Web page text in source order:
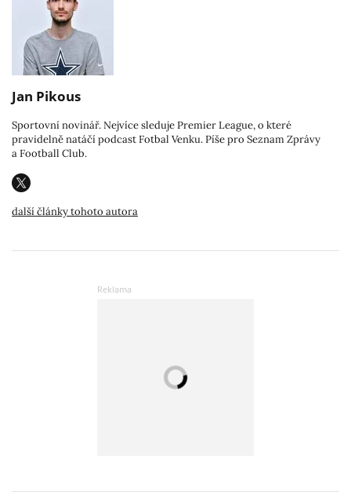
Jan Pikous
Sportovní novinář. Nejvíce sleduje Premier League, o které
pravidelně natáčí podcast Fotbal Venku. Píše pro Seznam Zprávy
a Football Club.
další články tohoto autora